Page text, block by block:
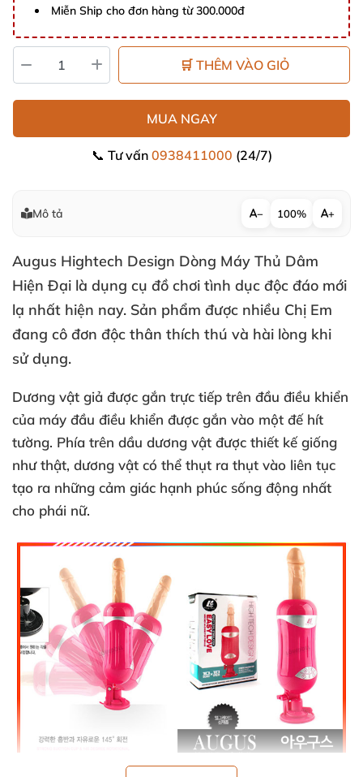
Miễn Ship cho đơn hàng từ 300.000đ
🛒 THÊM VÀO GIỎ
MUA NGAY
📞 Tư vấn 0938411000 (24/7)
Mô tả − 100% +
Augus Hightech Design Dòng Máy Thủ Dâm
Hiện Đại là dụng cụ đồ chơi tình dục độc đáo mới
lạ nhất hiện nay. Sản phẩm được nhiều Chị Em
đang cô đơn độc thân thích thú và hài lòng khi
sử dụng.
Dương vật giả được gắn trực tiếp trên đầu điều khiển
của máy đầu điều khiển được gắn vào một đế hít
tường. Phía trên dầu dương vật được thiết kế giống
như thật, dương vật có thể thụt ra thụt vào liên tục
tạo ra những cảm giác hạnh phúc sống động nhất
cho phái nữ.